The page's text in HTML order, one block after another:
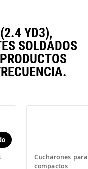
YD3),
SOLDADOS
Cucharones
compactos